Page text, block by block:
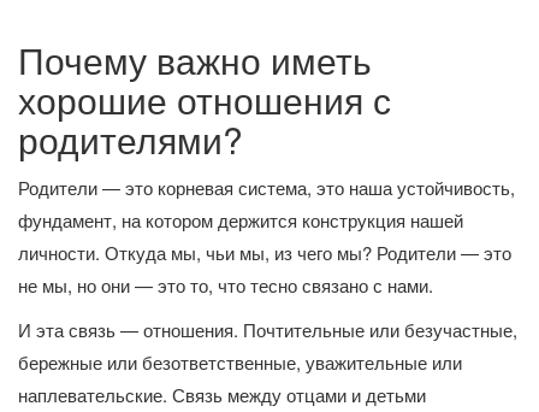
Почему важно иметь
хорошие отношения с
родителями?
Родители — это корневая система, это наша устойчивость,
фундамент, на котором держится конструкция нашей
личности. Откуда мы, чьи мы, из чего мы? Родители — это
не мы, но они — это то, что тесно связано с нами.
И эта связь — отношения. Почтительные или безучастные,
бережные или безответственные, уважительные или
наплевательские. Связь между отцами и детьми